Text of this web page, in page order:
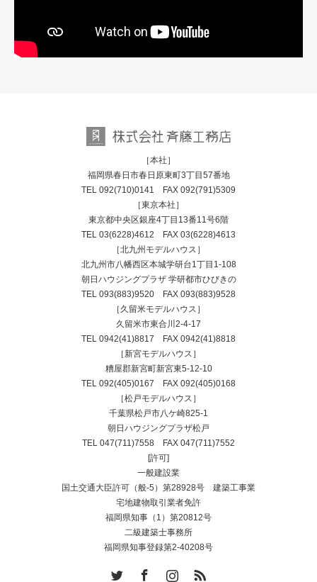
［本社］
福岡県春日市春日原東町3丁目57番地
TEL 092(710)0141 FAX 092(791)5309
［東京本社］
東京都中央区銀座4丁目13番11号6階
TEL 03(6228)4612 FAX 03(6228)4613
［北九州モデルハウス］
北九州市八幡西区本城学研台1丁目1-108
朝日ハウジングプラザ 学研都市ひびきの
TEL 093(883)9520 FAX 093(883)9528
［久留米モデルハウス］
久留米市東合川2-4-17
TEL 0942(41)8817 FAX 0942(41)8818
［新宮モデルハウス］
糟屋郡新宮町新宮東5-12-10
TEL 092(405)0167 FAX 092(405)0168
［松戸モデルハウス］
千葉県松戸市八ケ崎825-1
朝日ハウジングプラザ松戸
TEL 047(711)7558 FAX 047(711)7552
[許可]
一般建設業
国土交通大臣許可（般-5）第28928号 建築工事業
宅地建物取引業者免許
福岡県知事（1）第20812号
二級建築士事務所
福岡県知事登録第2-40208号